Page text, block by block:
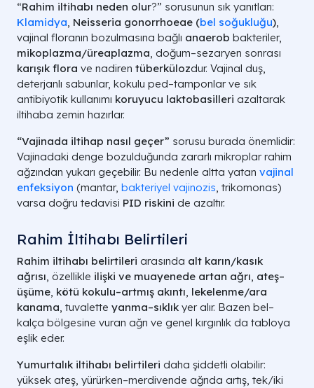
“Rahim iltihabı neden olur?” sorusunun sık yanıtları:
Klamidya, Neisseria gonorrhoeae (bel soğukluğu),
vajinal floranın bozulmasına bağlı anaerob bakteriler,
mikoplazma/üreaplazma, doğum–sezaryen sonrası
karışık flora ve nadiren tüberkülozdur. Vajinal duş,
deterjanlı sabunlar, kokulu ped–tamponlar ve sık
antibiyotik kullanımı koruyucu laktobasilleri azaltarak
iltihaba zemin hazırlar.
“Vajinada iltihap nasıl geçer” sorusu burada önemlidir:
Vajinadaki denge bozulduğunda zararlı mikroplar rahim
ağzından yukarı geçebilir. Bu nedenle altta yatan vajinal
enfeksiyon (mantar, bakteriyel vajinozis, trikomonas)
varsa doğru tedavisi PID riskini de azaltır.
Rahim İltihabı Belirtileri
Rahim iltihabı belirtileri arasında alt karın/kasık
ağrısı, özellikle ilişki ve muayenede artan ağrı, ateş–
üşüme, kötü kokulu–artmış akıntı, lekelenme/ara
kanama, tuvalette yanma–sıklık yer alır. Bazen bel–
kalça bölgesine vuran ağrı ve genel kırgınlık da tabloya
eşlik eder.
Yumurtalık iltihabı belirtileri daha şiddetli olabilir:
yüksek ateş, yürürken–merdivende ağrıda artış, tek/iki